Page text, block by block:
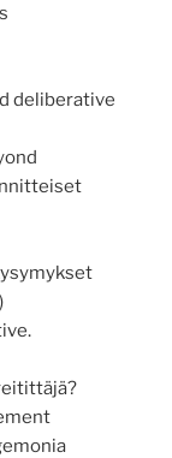
deliberative